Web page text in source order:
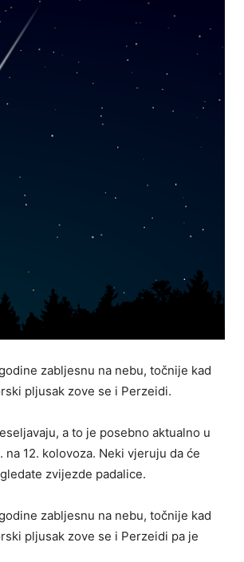
zabljesnu na nebu, točnije kad
pljusak zove se i Perzeidi.
a to je posebno aktualno u
12. kolovoza. Neki vjeruju da će
zvijezde padalice.
zabljesnu na nebu, točnije kad
pljusak zove se i Perzeidi pa je